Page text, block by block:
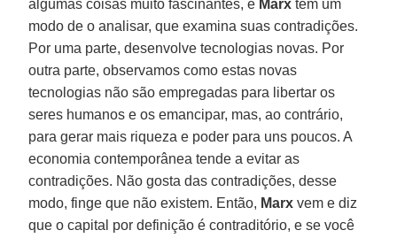
algumas coisas muito fascinantes, e Marx tem um
modo de o analisar, que examina suas contradições.
Por uma parte, desenvolve tecnologias novas. Por
outra parte, observamos como estas novas
tecnologias não são empregadas para libertar os
seres humanos e os emancipar, mas, ao contrário,
para gerar mais riqueza e poder para uns poucos. A
economia contemporânea tende a evitar as
contradições. Não gosta das contradições, desse
modo, finge que não existem. Então, Marx vem e diz
que o capital por definição é contraditório, e se você